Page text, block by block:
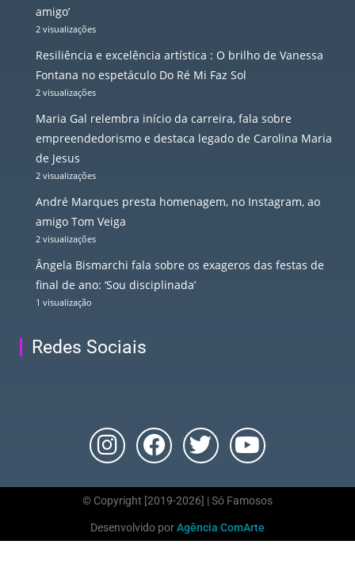
amigo’
2 visualizações
Resiliência e excelência artística : O brilho de Vanessa
Fontana no espetáculo Do Ré Mi Faz Sol
2 visualizações
Maria Gal relembra início da carreira, fala sobre
empreendedorismo e destaca legado de Carolina Maria
de Jesus
2 visualizações
André Marques presta homenagem, no Instagram, ao
amigo Tom Veiga
2 visualizações
Ângela Bismarchi fala sobre os exageros das festas de
final de ano: ‘Sou disciplinada’
1 visualização
Redes Sociais
© Copyright [2019-2026] | Só Famosos
Desenvolvido porAgência ComArte